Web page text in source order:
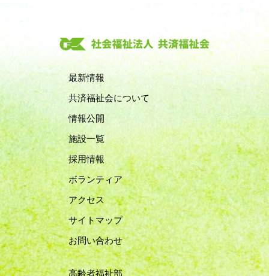
最新情報
共済福祉会について
情報公開
施設一覧
採用情報
ボランティア
アクセス
サイトマップ
お問い合わせ
高齢者福祉部